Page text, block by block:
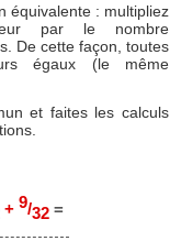
équivalente : multipliez
par le nombre
De cette façon, toutes
égaux (le même
et faites les calculs
+ 9/32 =